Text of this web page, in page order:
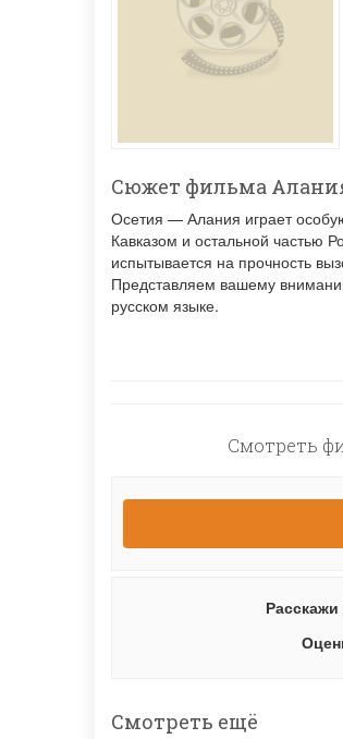
Сюжет фильма
Осетия — Алания играет
Кавказом и остальной частью
испытывается на прочность
Представляем вашему
русском языке.
Смотреть
Смотреть ещё